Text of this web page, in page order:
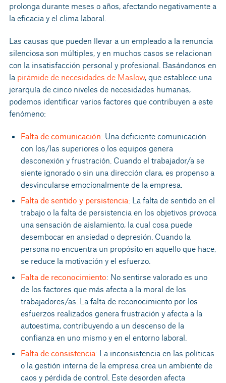
prolonga durante meses o años, afectando negativamente a
la eficacia y el clima laboral.
Las causas que pueden llevar a un empleado a la renuncia
silenciosa son múltiples, y en muchos casos se relacionan
con la insatisfacción personal y profesional. Basándonos en
la pirámide de necesidades de Maslow, que establece una
jerarquía de cinco niveles de necesidades humanas,
podemos identificar varios factores que contribuyen a este
fenómeno:
Falta de comunicación: Una deficiente comunicación
con los/las superiores o los equipos genera
desconexión y frustración. Cuando el trabajador/a se
siente ignorado o sin una dirección clara, es propenso a
desvincularse emocionalmente de la empresa.
Falta de sentido y persistencia: La falta de sentido en el
trabajo o la falta de persistencia en los objetivos provoca
una sensación de aislamiento, la cual cosa puede
desembocar en ansiedad o depresión. Cuando la
persona no encuentra un propósito en aquello que hace,
se reduce la motivación y el esfuerzo.
Falta de reconocimiento: No sentirse valorado es uno
de los factores que más afecta a la moral de los
trabajadores/as. La falta de reconocimiento por los
esfuerzos realizados genera frustración y afecta a la
autoestima, contribuyendo a un descenso de la
confianza en uno mismo y en el entorno laboral.
Falta de consistencia: La inconsistencia en las políticas
o la gestión interna de la empresa crea un ambiente de
caos y pérdida de control. Este desorden afecta